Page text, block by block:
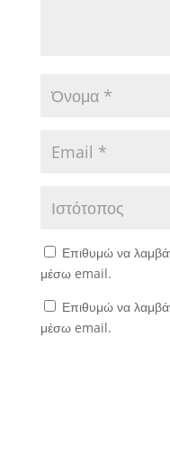
Επιθυμώ να
μέσω email.
Επιθυμώ να
μέσω email.